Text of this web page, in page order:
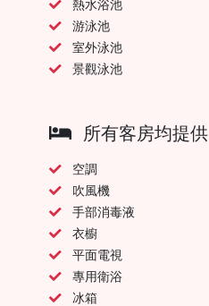
熱水浴池
游泳池
室外泳池
景觀泳池
所有客房均提供
空調
吹風機
手部消毒液
衣櫥
平面電視
專用衛浴
冰箱